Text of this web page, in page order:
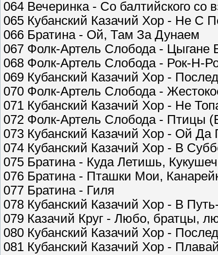
064 Вечеринка - Со балтийского со
065 Кубанский Казачий Хор - Не С
066 Братина - Ой, Там За Дунаем
067 Фолк-Артель Слобода - Цыгане
068 Фолк-Артель Слобода - Рок-Н-
069 Кубанский Казачий Хор -
070 Фолк-Артель Слобода -
071 Кубанский Казачий Хор - Не
072 Фолк-Артель Слобода - Птицы
073 Кубанский Казачий Хор - Ой
074 Кубанский Казачий Хор - В
075 Братина - Куда Летишь,
076 Братина - Пташки Мои,
077 Братина - Гиля
078 Кубанский Казачий Хор - В
079 Казачий Круг - Любо, братцы,
080 Кубанский Казачий Хор -
081 Кубанский Казачий Хор -